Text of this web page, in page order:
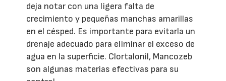
deja notar con una ligera falta de
crecimiento y pequeñas manchas amarillas
en el césped. Es importante para evitarla un
drenaje adecuado para eliminar el exceso de
agua en la superficie. Clortalonil, Mancozeb
son algunas materias efectivas para su